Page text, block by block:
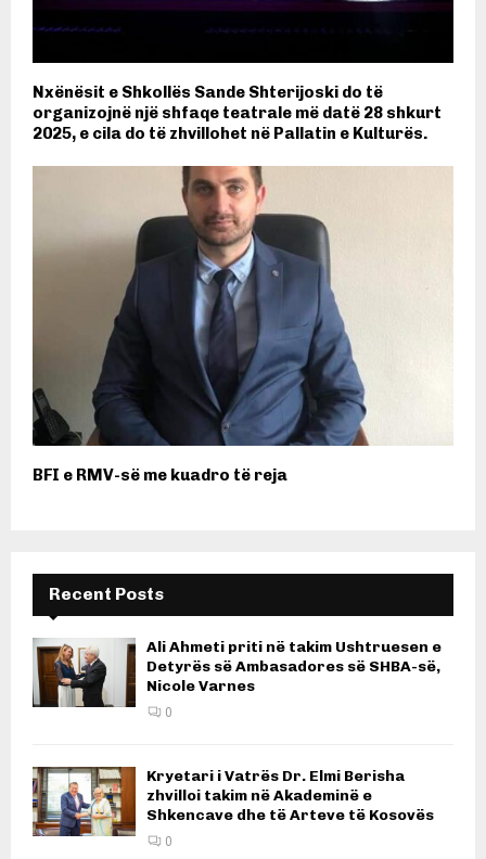
Nxënësit e Shkollës Sande Shterijoski do të
organizojnë një shfaqe teatrale më datë 28 shkurt
2025, e cila do të zhvillohet në Pallatin e Kulturës.
BFI e RMV-së me kuadro të reja
Recent Posts
Ali Ahmeti priti në takim Ushtruesen e
Detyrës së Ambasadores së SHBA-së,
Nicole Varnes
0
Kryetari i Vatrës Dr. Elmi Berisha
zhvilloi takim në Akademinë e
Shkencave dhe të Arteve të Kosovës
0